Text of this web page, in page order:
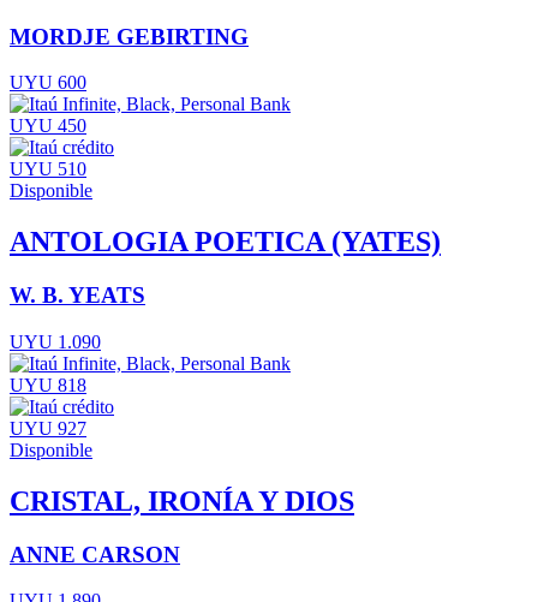
MORDJE GEBIRTING
UYU 600
UYU 450
UYU 510
Disponible
ANTOLOGIA POETICA (YATES)
W. B. YEATS
UYU 1.090
UYU 818
UYU 927
Disponible
CRISTAL, IRONÍA Y DIOS
ANNE CARSON